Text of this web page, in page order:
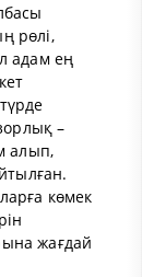
рөлі,
адам ең
–
алып,
көмек
жағдай